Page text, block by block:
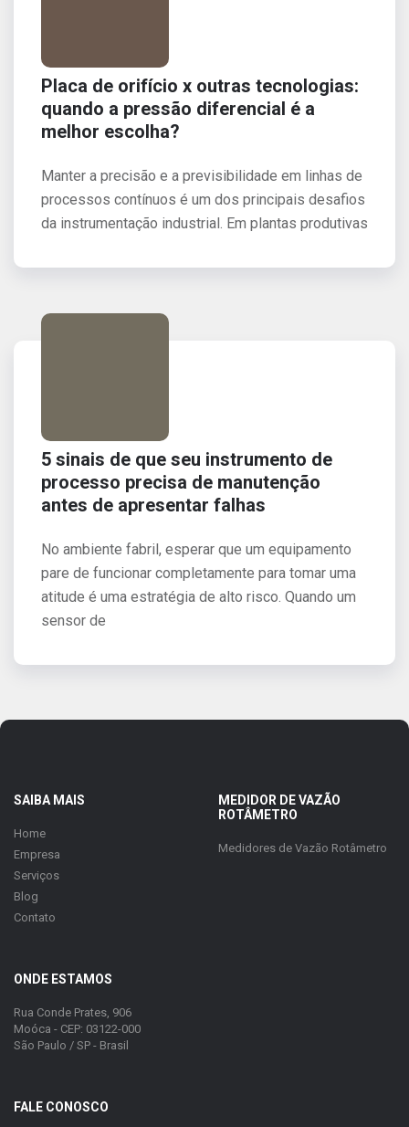
Placa de orifício x outras tecnologias:
quando a pressão diferencial é a
melhor escolha?
Manter a precisão e a previsibilidade em linhas de
processos contínuos é um dos principais desafios
da instrumentação industrial. Em plantas produtivas
5 sinais de que seu instrumento de
processo precisa de manutenção
antes de apresentar falhas
No ambiente fabril, esperar que um equipamento
pare de funcionar completamente para tomar uma
atitude é uma estratégia de alto risco. Quando um
sensor de
SAIBA MAIS
Home
Empresa
Serviços
Blog
Contato
ONDE ESTAMOS
Rua Conde Prates, 906
Moóca - CEP: 03122-000
São Paulo / SP - Brasil
FALE CONOSCO
MEDIDOR DE VAZÃO
ROTÂMETRO
Medidores de Vazão Rotâmetro